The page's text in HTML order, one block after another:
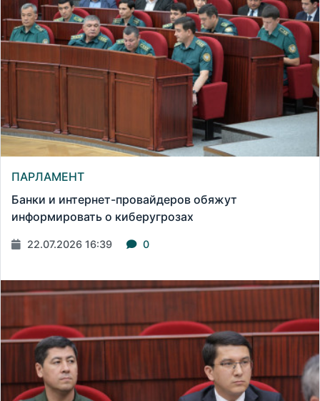
ПАРЛАМЕНТ
Банки и интернет-провайдеров обяжут
информировать о киберугрозах
22.07.2026 16:39 0